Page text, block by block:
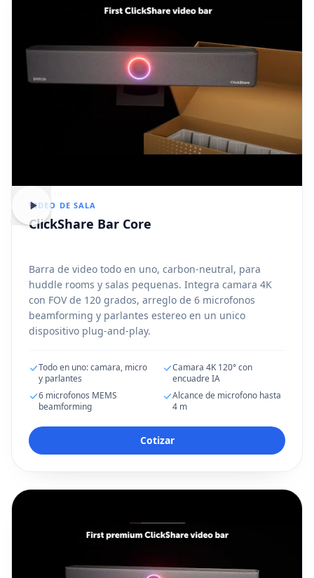
VIDEO DE SALA
ClickShare Bar Core
Barra de video todo en uno, carbon-neutral, para
huddle rooms y salas pequenas. Integra camara 4K
con FOV de 120 grados, arreglo de 6 microfonos
beamforming y parlantes estereo en un unico
dispositivo plug-and-play.
Todo en uno: camara, micro
y parlantes
Camara 4K 120° con
encuadre IA
6 microfonos MEMS
beamforming
Alcance de microfono hasta
4 m
Cotizar